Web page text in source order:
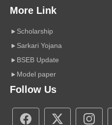
More Link
Scholarship
Sarkari Yojana
BSEB Update
Model paper
Follow Us